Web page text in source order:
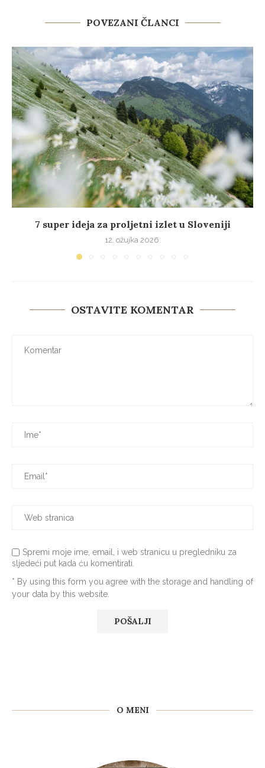
POVEZANI ČLANCI
7 super ideja za proljetni izlet u Sloveniji
12. ožujka 2026.
OSTAVITE KOMENTAR
Spremi moje ime, email, i web stranicu u pregledniku za
sljedeći put kada ću komentirati.
* By using this form you agree with the storage and handling of
your data by this website.
O MENI